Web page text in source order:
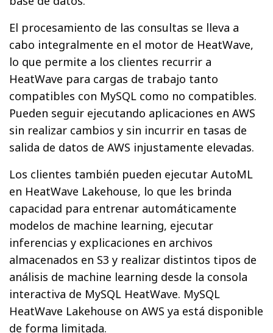
El procesamiento de las consultas se lleva a
cabo integralmente en el motor de HeatWave,
lo que permite a los clientes recurrir a
HeatWave para cargas de trabajo tanto
compatibles con MySQL como no compatibles.
Pueden seguir ejecutando aplicaciones en AWS
sin realizar cambios y sin incurrir en tasas de
salida de datos de AWS injustamente elevadas.
Los clientes también pueden ejecutar AutoML
en HeatWave Lakehouse, lo que les brinda
capacidad para entrenar automáticamente
modelos de machine learning, ejecutar
inferencias y explicaciones en archivos
almacenados en S3 y realizar distintos tipos de
análisis de machine learning desde la consola
interactiva de MySQL HeatWave. MySQL
HeatWave Lakehouse on AWS ya está disponible
de forma limitada.